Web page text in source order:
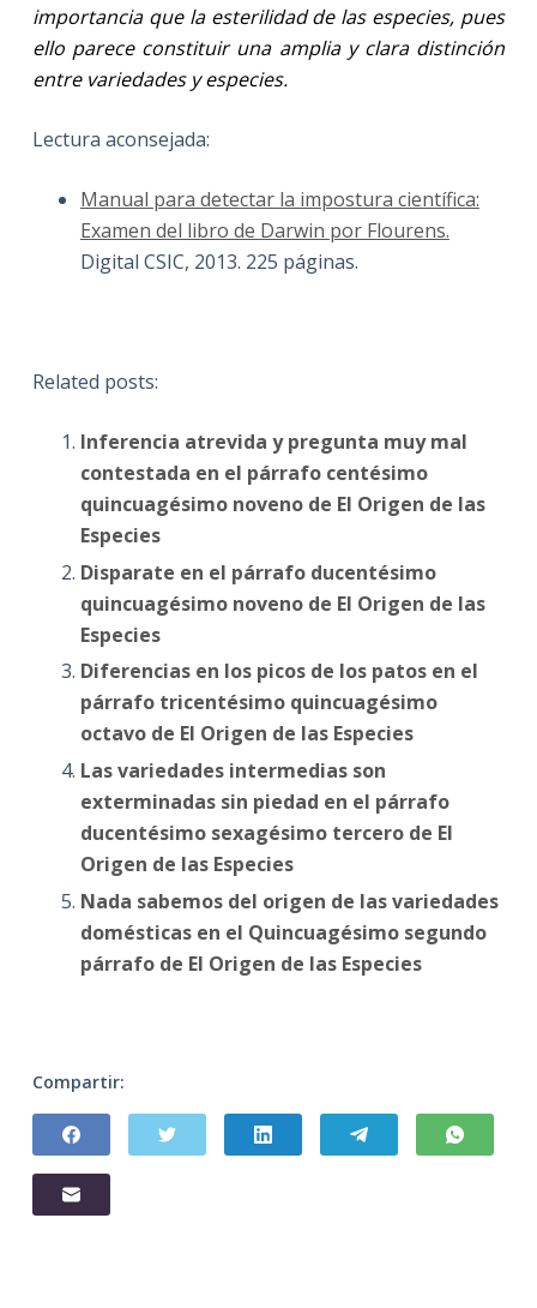
importancia que la esterilidad de las especies, pues
ello parece constituir una amplia y clara distinción
entre variedades y especies.
Lectura aconsejada:
Manual para detectar la impostura científica:
Examen del libro de Darwin por Flourens.
Digital CSIC, 2013. 225 páginas.
Related posts:
Inferencia atrevida y pregunta muy mal
contestada en el párrafo centésimo
quincuagésimo noveno de El Origen de las
Especies
Disparate en el párrafo ducentésimo
quincuagésimo noveno de El Origen de las
Especies
Diferencias en los picos de los patos en el
párrafo tricentésimo quincuagésimo
octavo de El Origen de las Especies
Las variedades intermedias son
exterminadas sin piedad en el párrafo
ducentésimo sexagésimo tercero de El
Origen de las Especies
Nada sabemos del origen de las variedades
domésticas en el Quincuagésimo segundo
párrafo de El Origen de las Especies
Compartir: